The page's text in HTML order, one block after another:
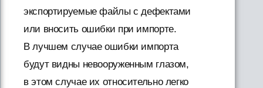
экспортируемые файлы с дефектами
или вносить ошибки при импорте.
В лучшем случае ошибки импорта
будут видны невооруженным глазом,
в этом случае их относительно легко